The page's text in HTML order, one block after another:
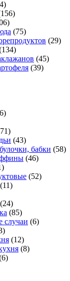
(75)
(29)
(45)
(39)
(43)
бабки (58)
(46)
(52)
(11)
(24)
(85)
случаи (6)
(12)
(8)